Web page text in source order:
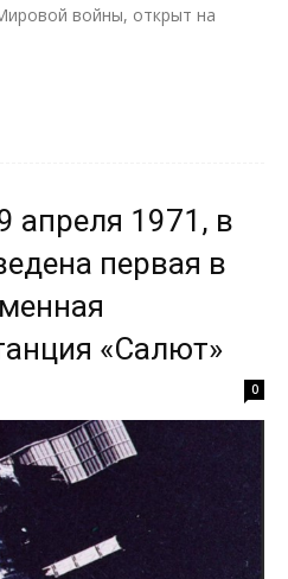
войны, открыт на
апреля 1971, в
первая в
«Салют»
0